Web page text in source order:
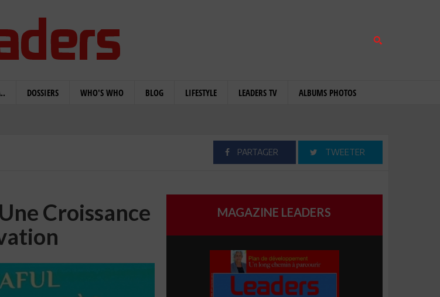
DOSSIERS WHO'S WHO BLOG LIFESTYLE LEADERS TV ALBUMS PHOTOS
PARTAGER TWEETER
Croissance
MAGAZINE LEADERS